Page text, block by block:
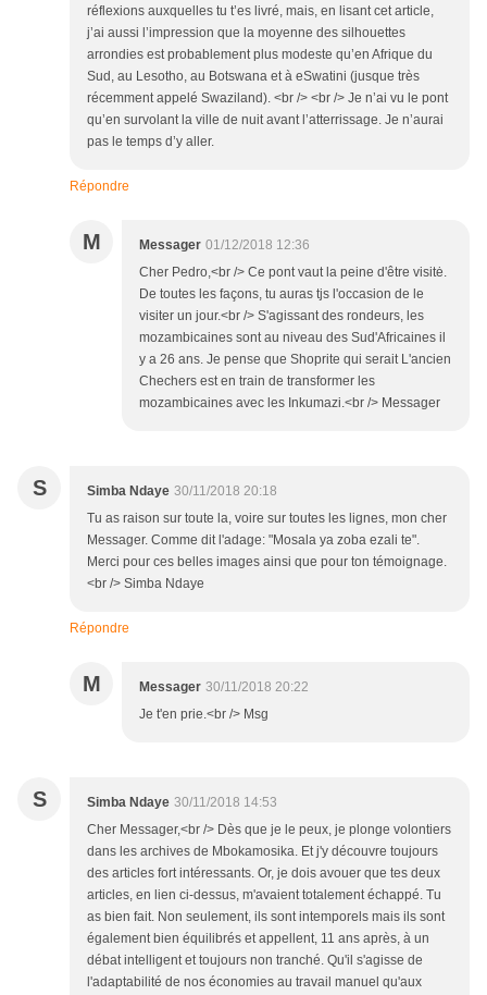
réflexions auxquelles tu t’es livré, mais, en lisant cet article,
j’ai aussi l’impression que la moyenne des silhouettes
arrondies est probablement plus modeste qu’en Afrique du
Sud, au Lesotho, au Botswana et à eSwatini (jusque très
récemment appelé Swaziland). <br /> <br /> Je n’ai vu le pont
qu’en survolant la ville de nuit avant l’atterrissage. Je n’aurai
pas le temps d’y aller.
Répondre
M Messager 01/12/2018 12:36
Cher Pedro,<br /> Ce pont vaut la peine d'être visitė.
De toutes les façons, tu auras tjs l'occasion de le
visiter un jour.<br /> S'agissant des rondeurs, les
mozambicaines sont au niveau des Sud'Africaines il
y a 26 ans. Je pense que Shoprite qui serait L'ancien
Chechers est en train de transformer les
mozambicaines avec les Inkumazi.<br /> Messager
S Simba Ndaye 30/11/2018 20:18
Tu as raison sur toute la, voire sur toutes les lignes, mon cher
Messager. Comme dit l'adage: "Mosala ya zoba ezali te".
Merci pour ces belles images ainsi que pour ton témoignage.
<br /> Simba Ndaye
Répondre
M Messager 30/11/2018 20:22
Je t'en prie.<br /> Msg
S Simba Ndaye 30/11/2018 14:53
Cher Messager,<br /> Dès que je le peux, je plonge volontiers
dans les archives de Mbokamosika. Et j'y découvre toujours
des articles fort intéressants. Or, je dois avouer que tes deux
articles, en lien ci-dessus, m'avaient totalement échappé. Tu
as bien fait. Non seulement, ils sont intemporels mais ils sont
également bien équilibrés et appellent, 11 ans après, à un
débat intelligent et toujours non tranché. Qu'il s'agisse de
l'adaptabilité de nos économies au travail manuel qu'aux